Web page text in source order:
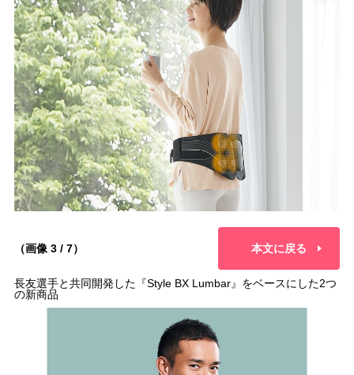
（画像 3 / 7） 本文に戻る
長友選手と共同開発した『Style BX Lumbar』をベースにした2つ
の新商品